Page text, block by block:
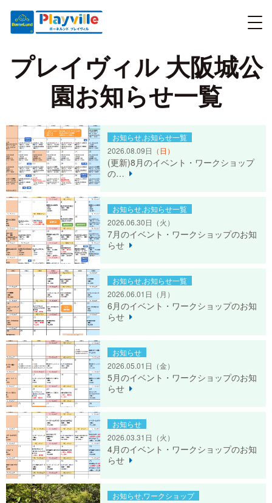
プレイヴィル 大阪城公
園お知らせ一覧
お知らせ,お知らせ一覧
2026.08.09日 （日）
(更新)8月のイベント・ワークショップ
の…
お知らせ,お知らせ一覧
2026.06.30日 （火）
7月のイベント・ワークショップのお知
らせ
お知らせ,お知らせ一覧
2026.06.01日 （月）
6月のイベント・ワークショップのお知
らせ
お知らせ
2026.05.01日 （金）
5月のイベント・ワークショップのお知
らせ
お知らせ
2026.03.31日 （火）
4月のイベント・ワークショップのお知
らせ
お知らせ,ワークショップ